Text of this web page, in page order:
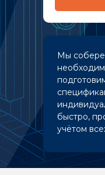
Мы
быстро,
учётом